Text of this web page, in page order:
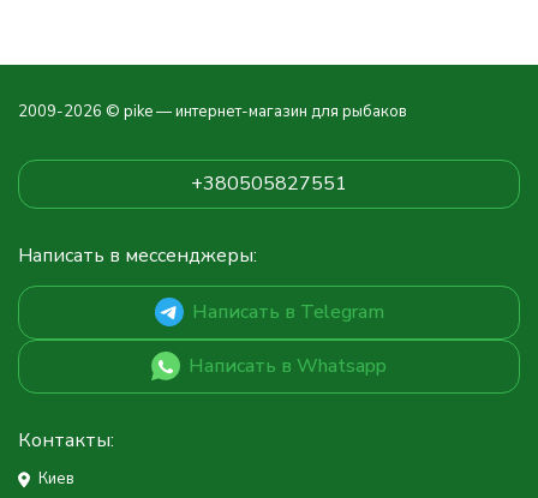
2009-2026 © pike — интернет-магазин для рыбаков
+380505827551
Написать в мессенджеры:
Написать в Telegram
Написать в Whatsapp
Контакты:
Киев